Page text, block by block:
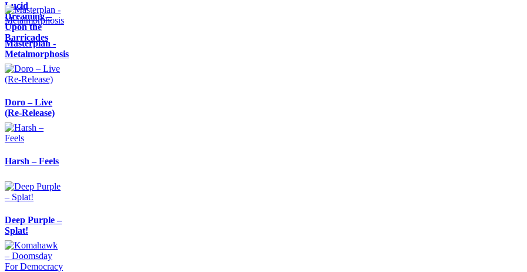
Lucid
Dreaming –
Upon the
Barricades
Masterplan -
Metalmorphosis
Doro – Live
(Re-Release)
Harsh – Feels
Deep Purple –
Splat!